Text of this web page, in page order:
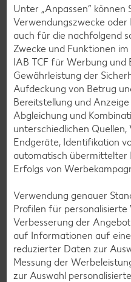
Vegetarisch
Bis zu
Mit Video
Dal
Bis zu
Griechische
Unter „Anpassen“ können
Verwendungszwecke oder
auch für die nachfolgend
Zwecke und Funktionen
IAB TCF für Werbung und
Gewährleistung der
Aufdeckung von Betrug
Bereitstellung und
Abgleichung und
unterschiedlichen
Endgeräte, Identifikation
automatisch übermittelter
Erfolgs von
Verwendung genauer
Profilen für
Verbesserung der
auf Informationen auf
reduzierter Daten zur
Messung der
zur Auswahl